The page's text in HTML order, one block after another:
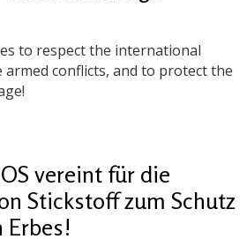
to respect the international
conflicts, and to protect the
vereint für die
Stickstoff zum Schutz
Erbes!